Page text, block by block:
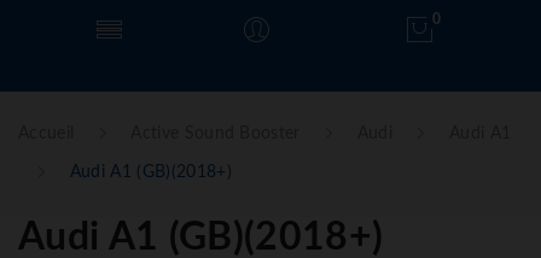
0
Audi A1 (GB)(2018+)
Audi A1 (GB)(2018+)